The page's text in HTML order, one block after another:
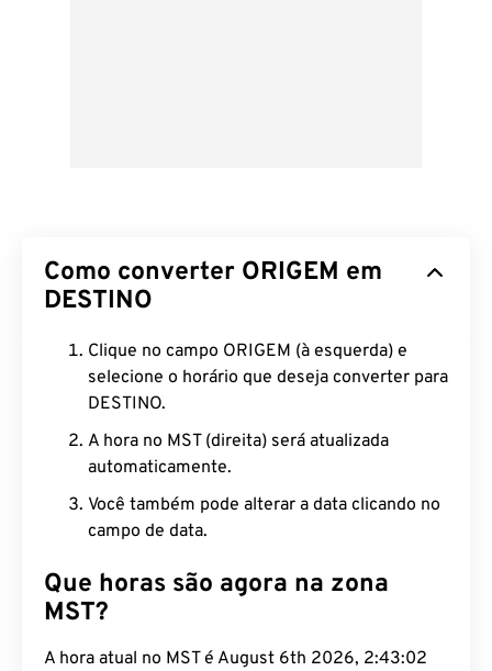
Como converter ORIGEM em
DESTINO
Clique no campo ORIGEM (à esquerda) e
selecione o horário que deseja converter para
DESTINO.
A hora no MST (direita) será atualizada
automaticamente.
Você também pode alterar a data clicando no
campo de data.
Que horas são agora na zona
MST?
A hora atual no MST é August 6th 2026, 2:43:03